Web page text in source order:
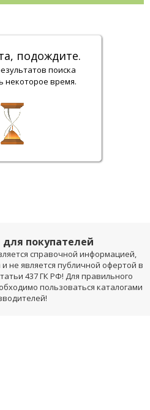
подождите.
поиска
некоторое время.
покупателей
справочной информацией,
не является публичной офертой в
437 ГК РФ! Для правильного
пользоваться каталогами